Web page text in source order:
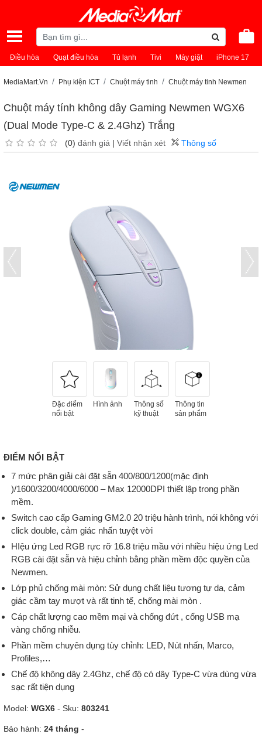
Điều hòa Quạt điều hòa Tủ lạnh Tivi Máy giặt iPhone 17
MediaMart.Vn Phụ kiện ICT Chuột máy tinh Chuột máy tinh Newmen
Chuột máy tính không dây Gaming Newmen WGX6
(Dual Mode Type-C & 2.4Ghz) Trắng
(0) đánh giá | Viết nhận xét Thông số
Đặc điểm
nổi bật
Hình ảnh
Thông số
kỹ thuật
Thông tin
sản phẩm
ĐIỂM NỔI BẬT
7 mức phân giải cài đặt sẵn 400/800/1200(mặc định
)/1600/3200/4000/6000 – Max 12000DPI thiết lập trong phần
mềm.
Switch cao cấp Gaming GM2.0 20 triệu hành trình, nói không với
click double, cảm giác nhấn tuyệt vời
HIệu ứng Led RGB rực rỡ 16.8 triệu mầu với nhiều hiệu ứng Led
RGB cài đặt sẵn và hiệu chỉnh bằng phần mềm độc quyền của
Newmen.
Lớp phủ chống mài mòn: Sử dụng chất liệu tương tự da, cảm
giác cầm tay mượt và rất tinh tế, chống mài mòn .
Cáp chất lượng cao mềm mại và chống đứt , cổng USB mạ
vàng chống nhiễu.
Phần mềm chuyên dụng tùy chỉnh: LED, Nút nhấn, Marco,
Profiles,…
Chế độ không dây 2.4Ghz, chế độ có dây Type-C vừa dùng vừa
sạc rất tiện dụng
Model: WGX6 - Sku: 803241
Bảo hành: 24 tháng -